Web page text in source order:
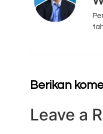
Berikan
Leave a